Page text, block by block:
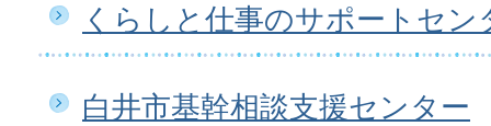
くらしと仕事のサポートセン
白井市基幹相談支援センター